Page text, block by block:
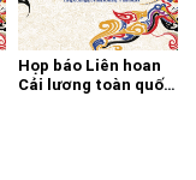
Họp báo Liên hoan
Cải lương toàn quốc